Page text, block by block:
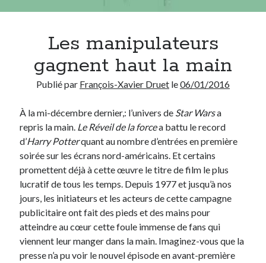
Covid-19(13)
Démocratie(75)
Enseignement(69)
Environnement(3)
Ethique(95)
Etymologie(17)
Histoire(18)
Humour(40)
Inédit(14)
Internet(28)
Langue française(26)
Les manipulateurs
gagnent haut la main
Publié par François-Xavier Druet le06/01/2016
À la mi-décembre dernier,: l’univers de Star Warsa
repris la main. Le Réveil de la forcea battu le record
d’Harry Potterquant au nombre d’entrées en première
soirée sur les écrans nord-américains. Et certains
promettent déjà à cette œuvre le titre de film le plus
lucratif de tous les temps. Depuis 1977 et jusqu’à nos
jours, les initiateurs et les acteurs de cette campagne
publicitaire ont fait des pieds et des mains pour
atteindre au cœur cette foule immense de fans qui
viennent leur manger dans la main. Imaginez-vous que la
presse n’a pu voir le nouvel épisode en avant-première